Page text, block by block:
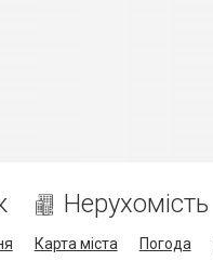
Нерухомість
Карта міста Погода